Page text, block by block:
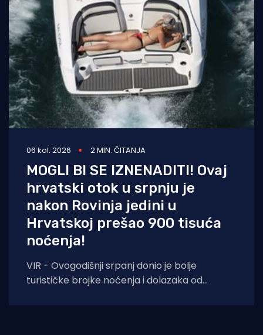
06 kol. 2026 2 MIN. ČITANJA
MOGLI BI SE IZNENADITI! Ovaj
hrvatski otok u srpnju je
nakon Rovinja jedini u
Hrvatskoj prešao 900 tisuća
noćenja!
VIR - Ovogodišnji srpanj donio je bolje
turističke brojke noćenja i dolazaka od